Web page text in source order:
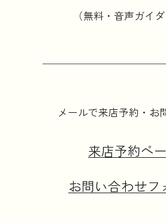
（無料・音声ガイダ
メールで来店予約・お
来店予約ペ
お問い合わせフ